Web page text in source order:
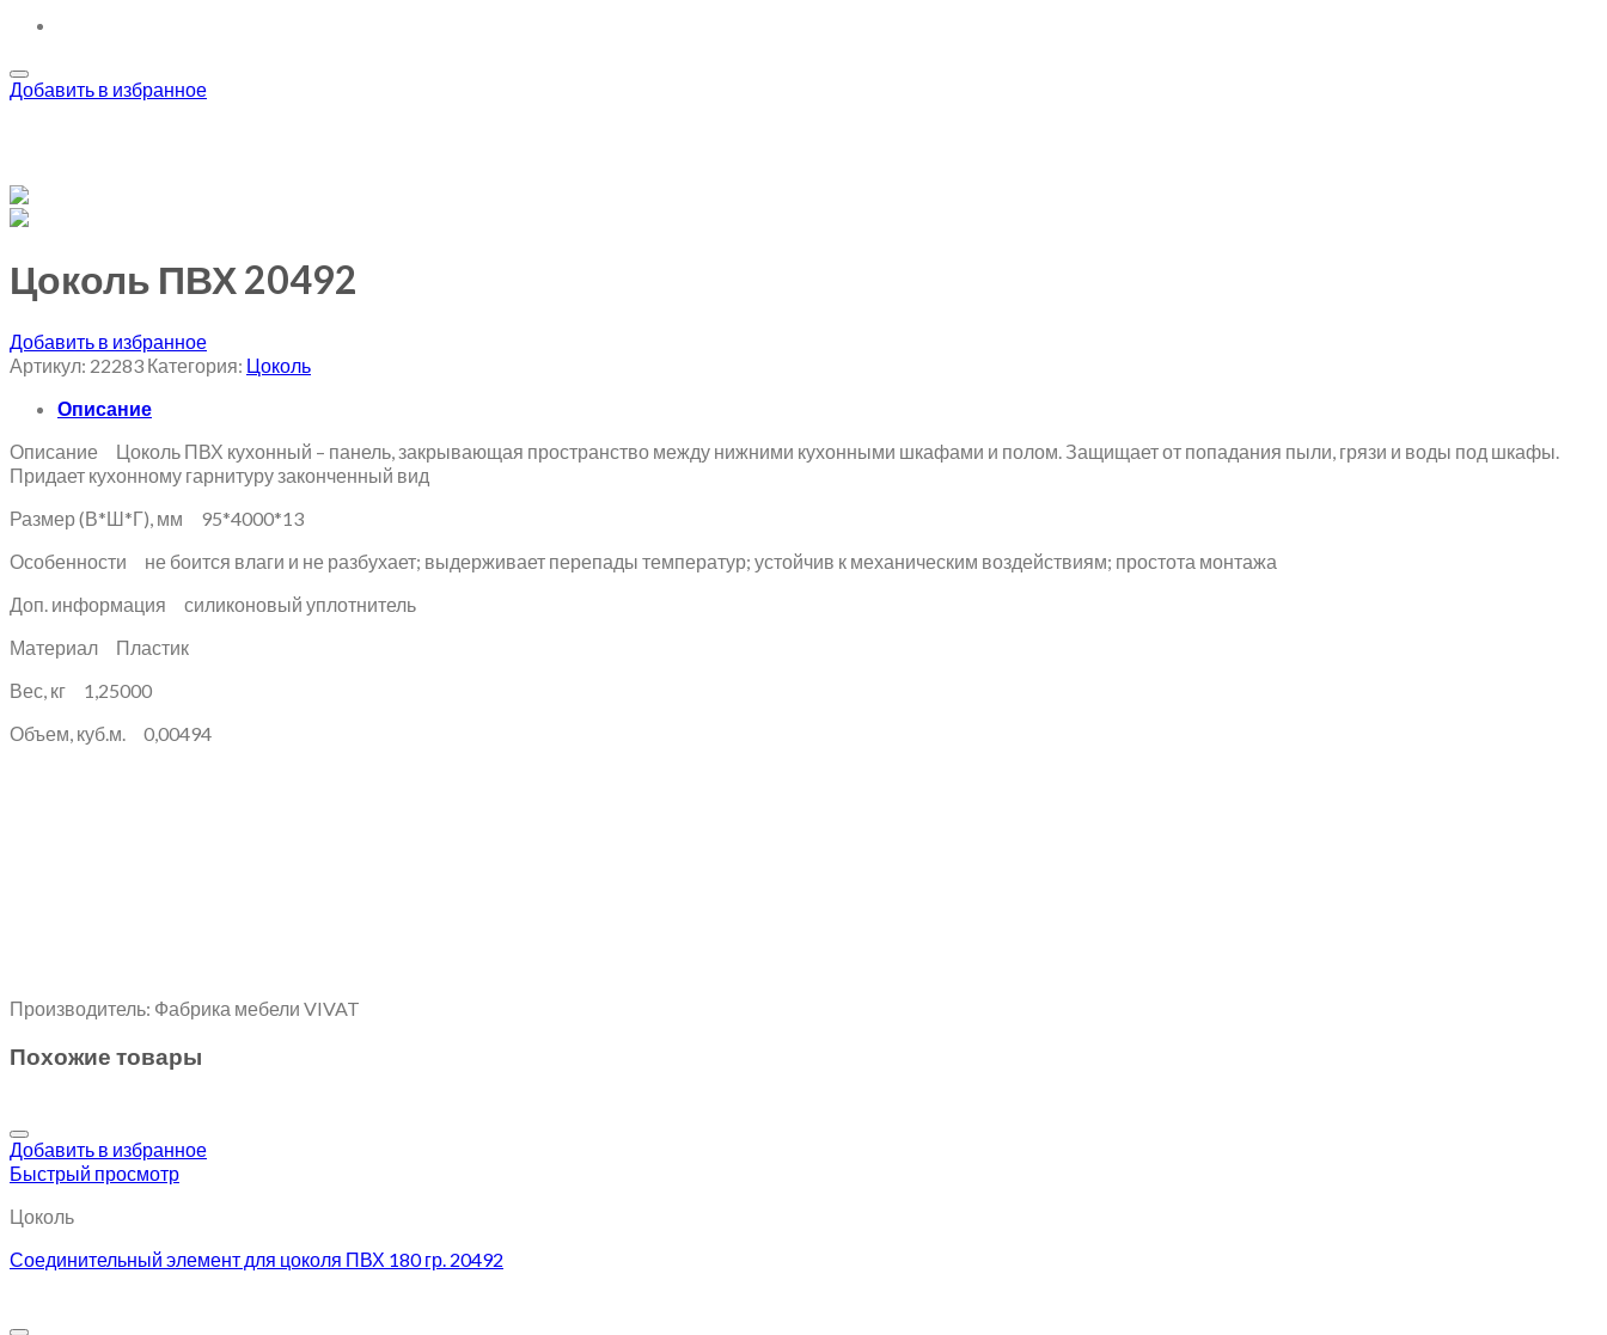
Добавить в избранное
Цоколь ПВХ 20492
Добавить в избранное
Артикул: 22283 Категория: Цоколь
Описание
Описание Цоколь ПВХ кухонный – панель, закрывающая пространство между нижними кухонными шкафами и полом. Защищает от попадания пыли, грязи и воды под шкафы.
Придает кухонному гарнитуру законченный вид
Размер (В*Ш*Г), мм 95*4000*13
Особенности не боится влаги и не разбухает; выдерживает перепады температур; устойчив к механическим воздействиям; простота монтажа
Доп. информация силиконовый уплотнитель
Материал Пластик
Вес, кг 1,25000
Объем, куб.м. 0,00494
Производитель: Фабрика мебели VIVAT
Похожие товары
Добавить в избранное
Быстрый просмотр
Цоколь
Соединительный элемент для цоколя ПВХ 180 гр. 20492